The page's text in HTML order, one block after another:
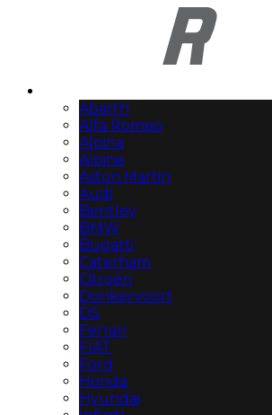
Abarth
Alfa Romeo
Alpina
Alpine
Aston Martin
Audi
Bentley
BMW
Bugatti
Caterham
Citroën
Donkervoort
DS
Ferrari
FIAT
Ford
Honda
Hyundai